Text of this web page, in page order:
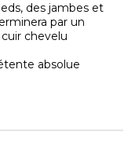
des jambes et
par un
chevelu
absolue